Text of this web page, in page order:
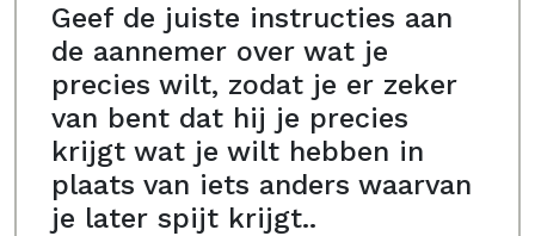
Geef de juiste instructies aan
de aannemer over wat je
precies wilt, zodat je er zeker
van bent dat hij je precies
krijgt wat je wilt hebben in
plaats van iets anders waarvan
je later spijt krijgt..